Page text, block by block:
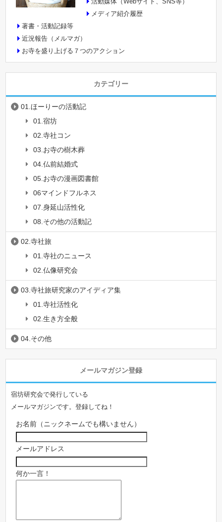
メディア紹介履歴
著書・活動記録等
近況報告（メルマガ）
お寺を盛り上げる７つのアクション
カテゴリー
01.ほーりーの活動記
01.宿坊
02.寺社コン
03.お寺の樹木葬
04.仏前結婚式
05.お寺の漫画図書館
06マインドフルネス
07.身延山活性化
08.その他の活動記
02.寺社旅
01.寺社のニュース
02.仏像研究会
03.寺社旅研究家のアイディア集
01.寺社活性化
02.生き方全般
04.その他
メールマガジン登録
宿坊研究会で発行している
メールマガジンです。登録してね！
お名前（ニックネームでも構いません）
メールアドレス
何か一言！